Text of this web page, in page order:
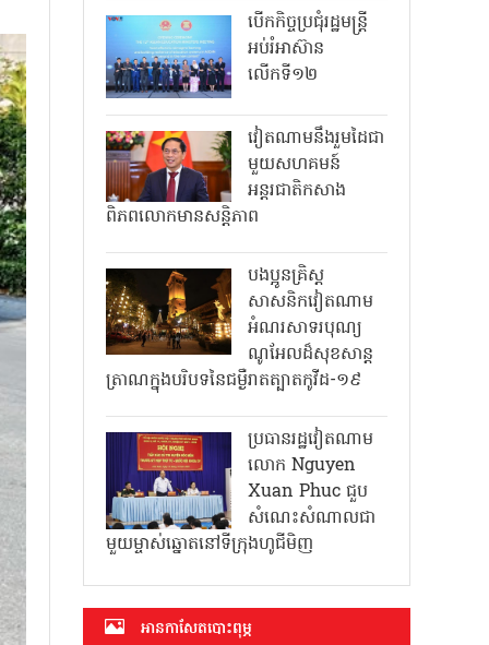
បើកកិច្ចប្រជុំរដ្ឋមន្ត្រី
អប់រំអាស៊ាន
លើកទី១២
វៀតណាមនឹងរួមដៃជា
មួយសហគមន៍
អន្តរជាតិកសាង
ពិភពលោកមានសន្តិភាព
បងប្អូនគ្រិស្ត
សាសនិកវៀតណាម
អំណរសាទរបុណ្យ
ណូអែលដ៏សុខសាន្ត
ត្រាណក្នុងបរិបទនៃជម្ងឺរាតត្បាតកូវីដ-១៩
ប្រធានរដ្ឋវៀតណាម
លោក Nguyen
Xuan Phuc ជួប
សំណេះសំណាលជា
មួយម្ចាស់ឆ្នោតនៅទីក្រុងហូជីមិញ
អាន​កាសែត​បោះពុម្ភ